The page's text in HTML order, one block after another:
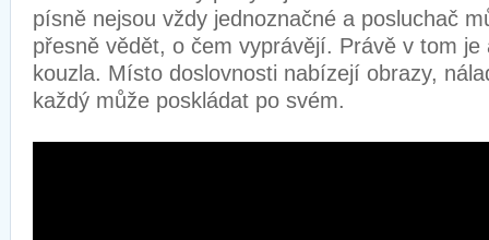
písně nejsou vždy jednoznačné a posluchač
přesně vědět, o čem vyprávějí. Právě v tom je
kouzla. Místo doslovnosti nabízejí obrazy,
každý může poskládat po svém.